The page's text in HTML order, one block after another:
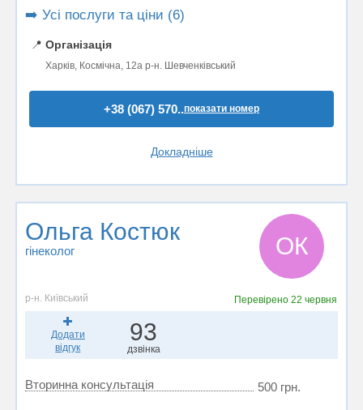
➡️ Усі послуги та ціни (6)
📍 Організація
Харків, Космічна, 12а р-н. Шевченківський
+38 (067) 570..показати номер
Докладніше
Ольга Костюк
гінеколог ОК
р-н. Київський Перевірено22 червня
Додати
відгук
93
дзвінка
Вторинна консультація 500 грн.